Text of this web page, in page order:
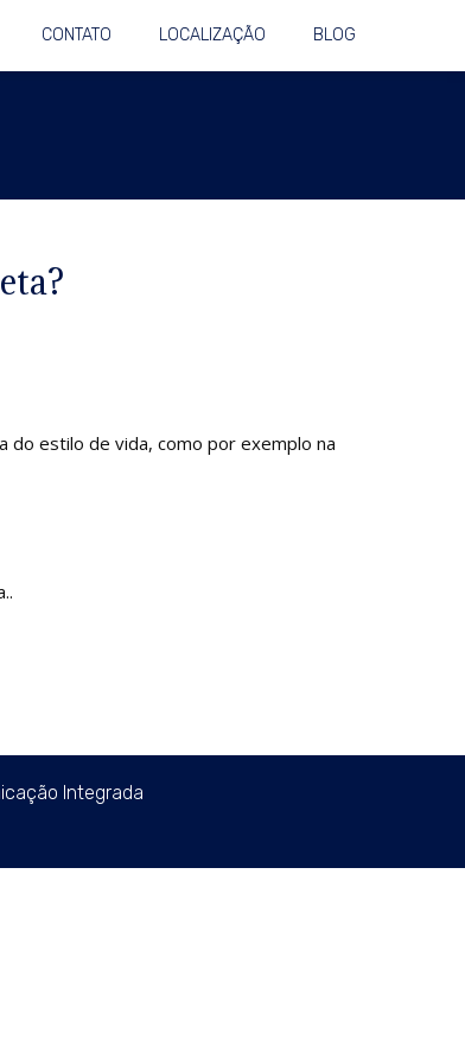
CONTATO LOCALIZAÇÃO BLOG
do estilo de vida, como por exemplo na
Integrada